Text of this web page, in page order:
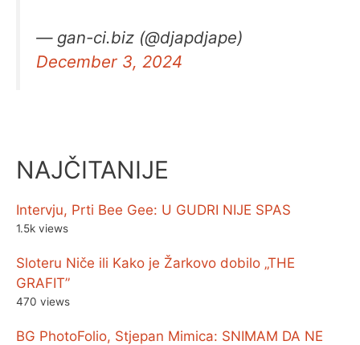
— gan-ci.biz (@djapdjape)
December 3, 2024
NAJČITANIJE
Intervju, Prti Bee Gee: U GUDRI NIJE SPAS
1.5k views
Sloteru Niče ili Kako je Žarkovo dobilo „THE
GRAFIT”
470 views
BG PhotoFolio, Stjepan Mimica: SNIMAM DA NE